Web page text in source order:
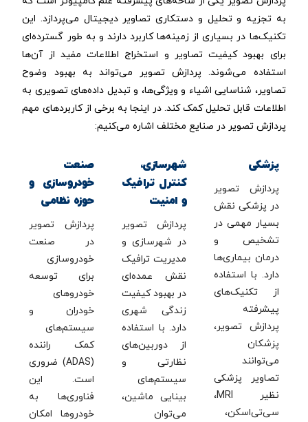
به تجزیه و تحلیل و دستکاری تصاویر دیجیتال می‌پردازد. این
تکنیک‌ها در بسیاری از زمینه‌ها کاربرد دارند و به طور گسترده‌ای
برای بهبود کیفیت تصاویر و استخراج اطلاعات مفید از آن‌ها
استفاده می‌شوند. پردازش تصویر می‌تواند به بهبود وضوح
تصاویر، شناسایی اشیاء و ویژگی‌ها، و تبدیل داده‌های تصویری به
اطلاعات قابل تحلیل کمک کند. در اینجا به برخی از کاربردهای مهم
پردازش تصویر در صنایع مختلف اشاره می‌کنیم:
پزشکی
پردازش تصویر
در پزشکی نقش
بسیار مهمی در
تشخیص و
درمان بیماری‌ها
دارد. با استفاده
از تکنیک‌های
پیشرفته
پردازش تصویر،
پزشکان
می‌توانند
تصاویر پزشکی
نظیر MRI،
سی‌تی‌اسکن،
شهرسازی،
کنترل ترافیک
و امنیت
پردازش تصویر
در شهرسازی و
مدیریت ترافیک
نقش عمده‌ای
در بهبود کیفیت
زندگی شهری
دارد. با استفاده
از دوربین‌های
نظارتی و
سیستم‌های
بینایی ماشین،
می‌توان
صنعت
خودروسازی و
حوزه نظامی
پردازش تصویر
در صنعت
خودروسازی
برای توسعه
خودروهای
خودران و
سیستم‌های
کمک راننده
(ADAS) ضروری
است. این
فناوری‌ها به
خودروها امکان